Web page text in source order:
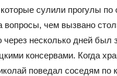
сулили прогулы по
чем вызвано
несколько дней был
консервами. Когда
поведал соседям по